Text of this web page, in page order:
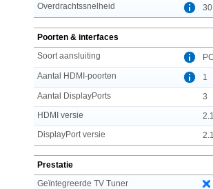
Overdrachtssnelheid
Poorten & interfaces
Soort aansluiting
Aantal HDMI-poorten
1
Aantal DisplayPorts
3
HDMI versie
DisplayPort versie
Prestatie
Geïntegreerde TV Tuner